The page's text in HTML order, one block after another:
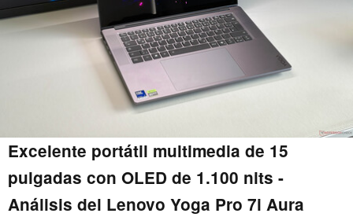
Excelente portátil multimedia de 15
pulgadas con OLED de 1.100 nits -
Análisis del Lenovo Yoga Pro 7i Aura